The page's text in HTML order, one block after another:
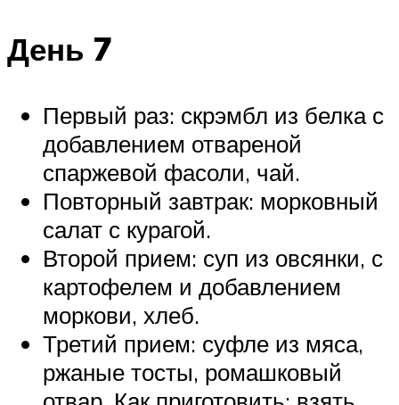
День 7
Первый раз: скрэмбл из белка с
добавлением отвареной
спаржевой фасоли, чай.
Повторный завтрак: морковный
салат с курагой.
Второй прием: суп из овсянки, с
картофелем и добавлением
моркови, хлеб.
Третий прием: суфле из мяса,
ржаные тосты, ромашковый